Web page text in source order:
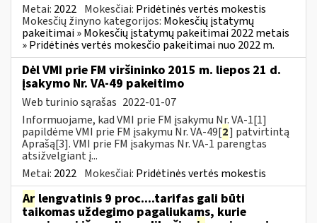
Metai: 2022 Mokesčiai: Pridėtinės vertės mokestis
Mokesčių žinyno kategorijos: Mokesčių įstatymų
pakeitimai » Mokesčių įstatymų pakeitimai 2022 metais
» Pridėtinės vertės mokesčio pakeitimai nuo 2022 m.
Dėl VMI prie FM viršininko 2015 m. liepos 21 d.
įsakymo Nr. VA-49 pakeitimo
Web turinio sąrašas 2022-01-07
Informuojame, kad VMI prie FM įsakymu Nr. VA-1[1]
papildėme VMI prie FM įsakymu Nr. VA-49[2] patvirtintą
Aprašą[3]. VMI prie FM įsakymas Nr. VA-1 parengtas
atsižvelgiant į...
Metai: 2022 Mokesčiai: Pridėtinės vertės mokestis
Ar lengvatinis 9 proc....tarifas gali būti
taikomas uždegimo pagaliukams, kurie